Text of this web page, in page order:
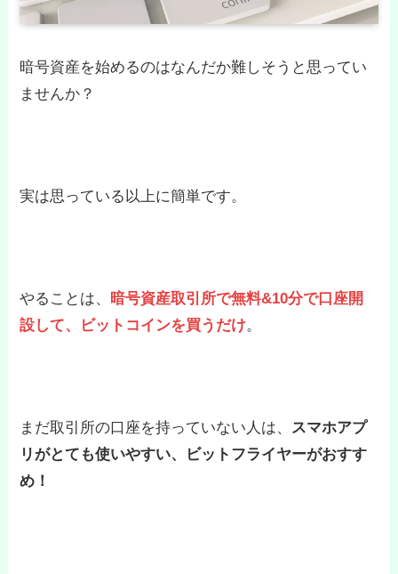
暗号資産を始めるのはなんだか難しそうと思ってい
ませんか？
実は思っている以上に簡単です。
やることは、 暗号資産取引所で無料&10分で口座開
設して、ビットコインを買うだけ。
まだ取引所の口座を持っていない人は、 スマホアプ
リがとても使いやすい、ビットフライヤーがおすす
め！